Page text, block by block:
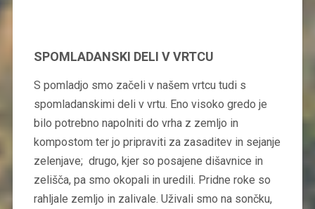
SPOMLADANSKI DELI V VRTCU
S pomladjo smo začeli v našem vrtcu tudi s
spomladanskimi deli v vrtu. Eno visoko gredo je
bilo potrebno napolniti do vrha z zemljo in
kompostom ter jo pripraviti za zasaditev in sejanje
zelenjave; drugo, kjer so posajene dišavnice in
zelišča, pa smo okopali in uredili. Pridne roke so
rahljale zemljo in zalivale. Uživali smo na sončku,